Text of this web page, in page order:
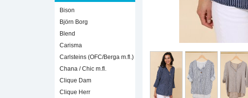
Bison
Björn Borg
Blend
Carisma
Carlsteins (OFC/Berga m.fl.)
Chana / Chic m.fl.
Clique Dam
Clique Herr